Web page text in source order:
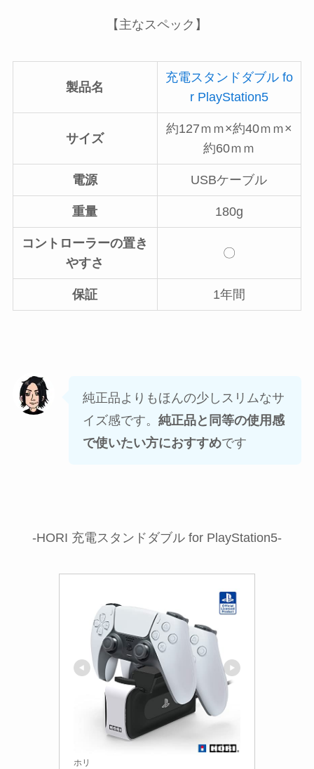
【主なスペック】
製品名
充電スタンドダブル fo
r PlayStation5
サイズ
約127ｍｍ×約40ｍｍ×
約60ｍｍ
電源 USBケーブル
重量 180g
コントローラーの置き
やすさ
〇
保証 1年間
純正品よりもほんの少しスリムなサ
イズ感です。 純正品と同等の使用感
で使いたい方におすすめです
-HORI 充電スタンドダブル for PlayStation5-
ホリ